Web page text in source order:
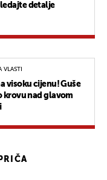
detalje
VLASTI
visoku cijenu! Guše
krovu nad glavom